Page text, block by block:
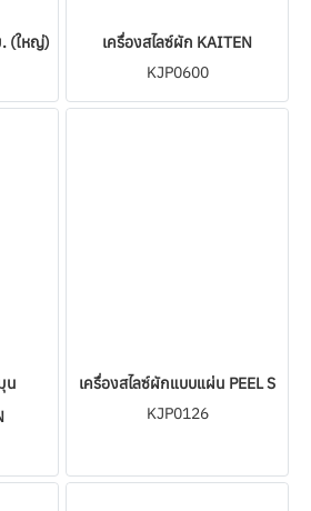
(ใหญ่)
เครื่องสไลซ์ผัก KAITEN
KJP0600
น
เครื่องสไลซ์ผักแบบแผ่น PEEL S
KJP0126